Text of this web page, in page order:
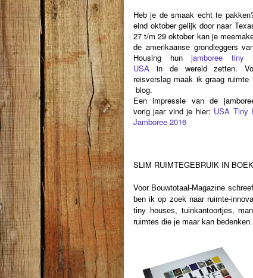
Heb je de smaak echt te
eind oktober gelijk door naar
27 t/m 29 oktober kan je
de amerikaanse grondleggers
Housing hun jamboree tiny
USA in de wereld zetten.
reisverslag maak ik graag ruimte
blog.
Een impressie van de
vorig jaar vind je hier: USA Tiny
Jamboree 2016
SLIM RUIMTEGEBRUIK IN
Voor Bouwtotaal-Magazine
ben ik op zoek naar ruimte-
tiny houses, tuinkantoortjes,
ruimtes die je maar kan bedenken.